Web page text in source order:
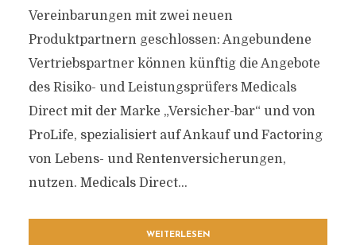
Vereinbarungen mit zwei neuen
Produktpartnern geschlossen: Angebundene
Vertriebspartner können künftig die Angebote
des Risiko- und Leistungsprüfers Medicals
Direct mit der Marke „Versicher-bar“ und von
ProLife, spezialisiert auf Ankauf und Factoring
von Lebens- und Rentenversicherungen,
nutzen. Medicals Direct...
WEITERLESEN